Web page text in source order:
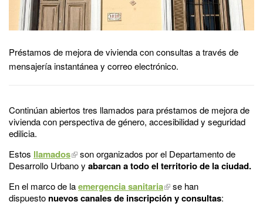
Préstamos de mejora de vivienda con consultas a través de
mensajería instantánea y correo electrónico.
Continúan abiertos tres llamados para préstamos de mejora de
vivienda con perspectiva de género, accesibilidad y seguridad
edilicia.
Estos llamados
son organizados por el Departamento de
Desarrollo Urbano y abarcan a todo el territorio de la ciudad.
En el marco de laemergencia sanitaria
se han
dispuesto nuevos canales de inscripción y consultas: